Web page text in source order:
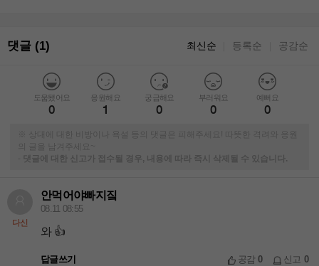
댓글 (1) 최신순 등록순 공감순
도움됐어요
0
응원해요
1
궁금해요
0
부러워요
0
예뻐요
0
※ 상대에 대한 비방이나 욕설 등의 댓글은 피해주세요! 따뜻한 격려와 응원
의 글을 남겨주세요~
-
댓글에 대한 신고가 접수될 경우, 내용에 따라 즉시 삭제될 수 있습니다.
다신
안먹어야빠지짘
08.11 08:55
와 👍
답글쓰기 공감0 신고 0